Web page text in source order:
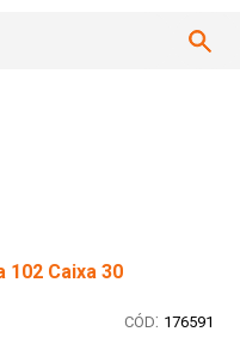
Caixa 30
: 176591